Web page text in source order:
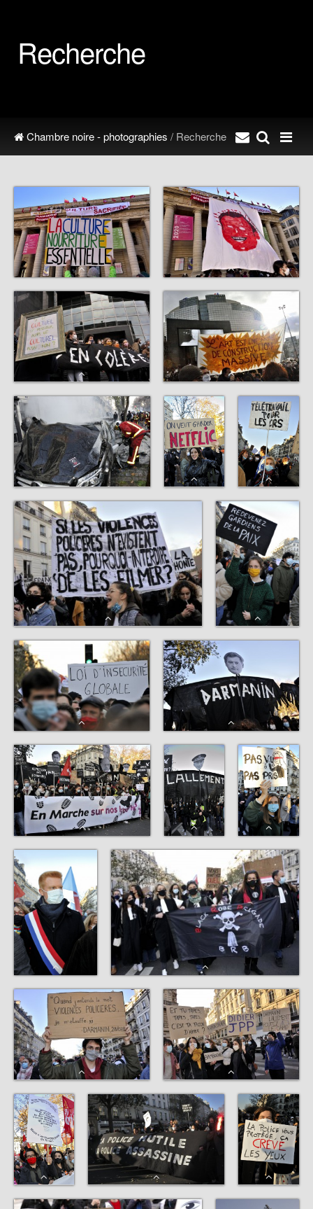
Recherche
Chambre noire - photographies / Recherche